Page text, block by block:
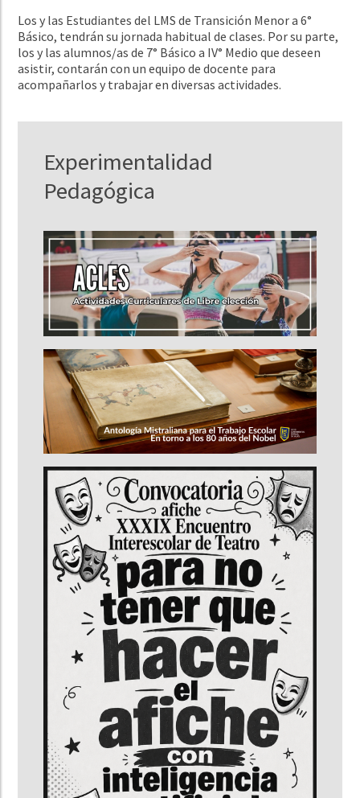
Los y las Estudiantes del LMS de Transición Menor a 6°
Básico, tendrán su jornada habitual de clases. Por su parte,
los y las alumnos/as de 7° Básico a IV° Medio que deseen
asistir, contarán con un equipo de docente para
acompañarlos y trabajar en diversas actividades.
Experimentalidad
Pedagógica